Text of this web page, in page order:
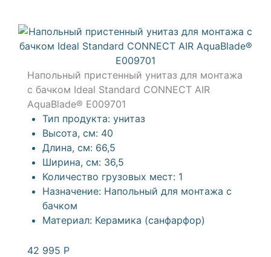
Напольный пристенный унитаз для монтажа
с бачком Ideal Standard CONNECT AIR
AquaBlade® E009701
Тип продукта: унитаз
Высота, см: 40
Длина, см: 66,5
Ширина, см: 36,5
Количество грузовых мест: 1
Назначение: Напольный для монтажа с
бачком
Материал: Керамика (санфарфор)
42 995 Р